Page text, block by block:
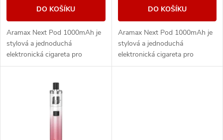
u
k
d
u
k
DO KOŠÍKU
Aramax Next Pod 1000mAh je
stylová a jednoduchá
elektronická cigareta pro
každodenní vapování bez
baterie, pohodlné...
DO KOŠÍKU
Aramax Next Pod 1000mAh je
stylová a jednoduchá
elektronická cigareta pro
každodenní vapování bez